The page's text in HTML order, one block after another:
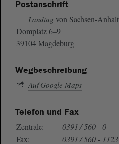
Postanschrift
Landtag von Sachsen-Anhalt
Domplatz 6–9
39104 Magdeburg
Wegbeschreibung
Auf Google Maps
Telefon und Fax
Zentrale:
0391 / 560 - 0
Fax:
0391 / 560 - 1123